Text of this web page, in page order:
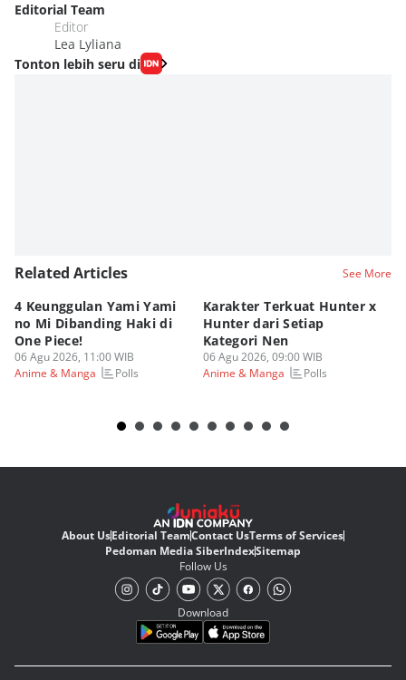
Editorial Team
Editor
Lea Lyliana
Tonton lebih seru di
Related Articles See More
4 Keunggulan Yami Yami
no Mi Dibanding Haki di
One Piece!
06 Agu 2026, 11:00 WIB
Anime & Manga
Polls
Karakter Terkuat Hunter x
Hunter dari Setiap
Kategori Nen
06 Agu 2026, 09:00 WIB
Anime & Manga
Polls
About UsEditorial TeamContact UsTerms of Services
Pedoman Media SiberIndexSitemap
Follow Us
Download